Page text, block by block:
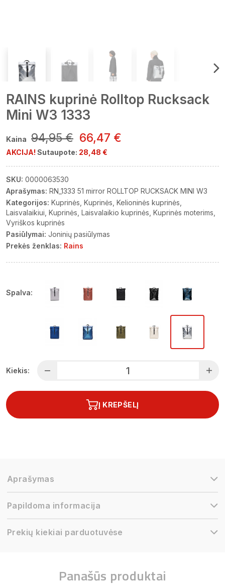
RAINS kuprinė Rolltop Rucksack
Mini W3 1333
Kaina 94,95 € 66,47 €
AKCIJA! Sutaupote: 28,48 €
SKU: 0000063530
Aprašymas: RN_1333 51 mirror ROLLTOP RUCKSACK MINI W3
Kategorijos: Kuprinės Kuprinės Kelioninės kuprinės
Laisvalaikiui Kuprinės Laisvalaikio kuprinės Kuprinės moterims
Vyriškos kuprinės
Pasiūlymai: Joninių pasiūlymas
Prekės ženklas: Rains
Spalva:
Kiekis:
Į KREPŠELĮ
Aprašymas
Papildoma informacija
Prekių kiekiai parduotuvėse
Panašūs produktai